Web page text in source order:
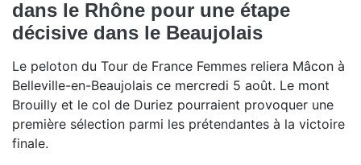
dans le Rhône pour une étape
décisive dans le Beaujolais
Le peloton du Tour de France Femmes reliera Mâcon à
Belleville-en-Beaujolais ce mercredi 5 août. Le mont
Brouilly et le col de Duriez pourraient provoquer une
première sélection parmi les prétendantes à la victoire
finale.